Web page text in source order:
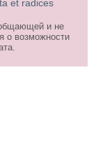
et radices
и не
о возможности